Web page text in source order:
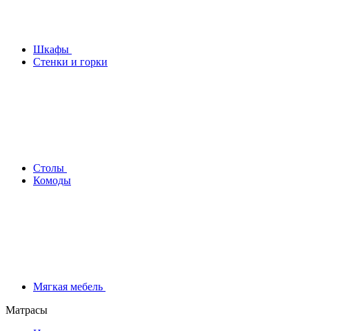
Шкафы
Стенки и горки
Столы
Комоды
Мягкая мебель
Матрасы